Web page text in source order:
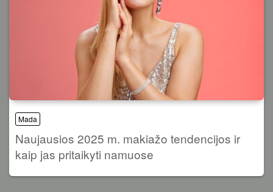
Mada
Naujausios 2025 m. makiažo tendencijos ir
kaip jas pritaikyti namuose